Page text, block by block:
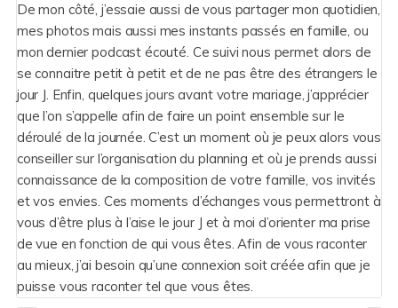
De mon côté, j’essaie aussi de vous partager mon quotidien,
mes photos mais aussi mes instants passés en famille, ou
mon dernier podcast écouté. Ce suivi nous permet alors de
se connaitre petit à petit et de ne pas être des étrangers le
jour J. Enfin, quelques jours avant votre mariage, j’apprécier
que l’on s’appelle afin de faire un point ensemble sur le
déroulé de la journée. C’est un moment où je peux alors vous
conseiller sur l’organisation du planning et où je prends aussi
connaissance de la composition de votre famille, vos invités
et vos envies. Ces moments d’échanges vous permettront à
vous d’être plus à l’aise le jour J et à moi d’orienter ma prise
de vue en fonction de qui vous êtes. Afin de vous raconter
au mieux, j’ai besoin qu’une connexion soit créée afin que je
puisse vous raconter tel que vous êtes.